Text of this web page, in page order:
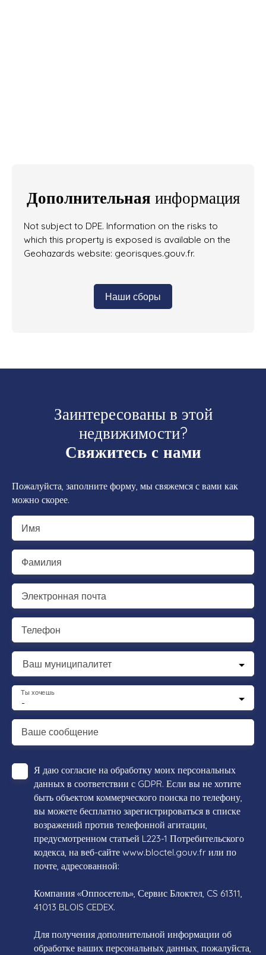
Дополнительная информация
Not subject to DPE. Information on the risks to
which this property is exposed is available on the
Geohazards website: georisques.gouv.fr.
Наши сборы
Заинтересованы в этой
недвижимости?
Свяжитесь с нами
Пожалуйста, заполните форму, мы свяжемся с вами как
можно скорее.
Имя
Фамилия
Электронная почта
Телефон
Ваш муниципалитет
-
Ты хочешь
Ваше сообщение
Я даю согласие на обработку моих персональных
данных в соответствии с GDPR. Если вы не хотите
быть объектом коммерческого поиска по телефону,
вы можете бесплатно зарегистрироваться в списке
возражений против телефонной агитации,
предусмотренном статьей L223-1 Потребительского
кодекса, на веб-сайте www.bloctel.gouv.fr или по
почте, адресованной:
Компания «Оппосетель», Сервис Блоктел, CS 61311,
41013 BLOIS CEDEX.
Для получения дополнительной информации об
обработке ваших персональных данных, пожалуйста,